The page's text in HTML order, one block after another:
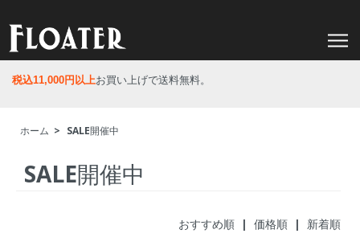
税込11,000円以上お買い上げで送料無料。
ホーム > SALE開催中
SALE開催中
おすすめ順 | 価格順| 新着順